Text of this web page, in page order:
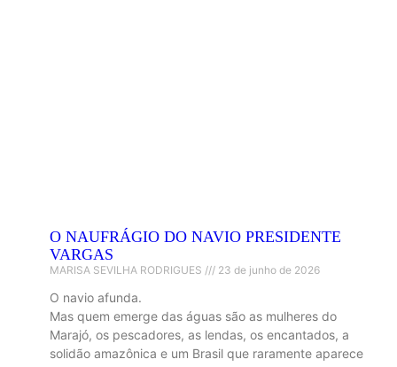
O NAUFRÁGIO DO NAVIO PRESIDENTE
VARGAS
MARISA SEVILHA RODRIGUES 23 de junho de 2026
O navio afunda.
Mas quem emerge das águas são as mulheres do
Marajó, os pescadores, as lendas, os encantados, a
solidão amazônica e um Brasil que raramente aparece